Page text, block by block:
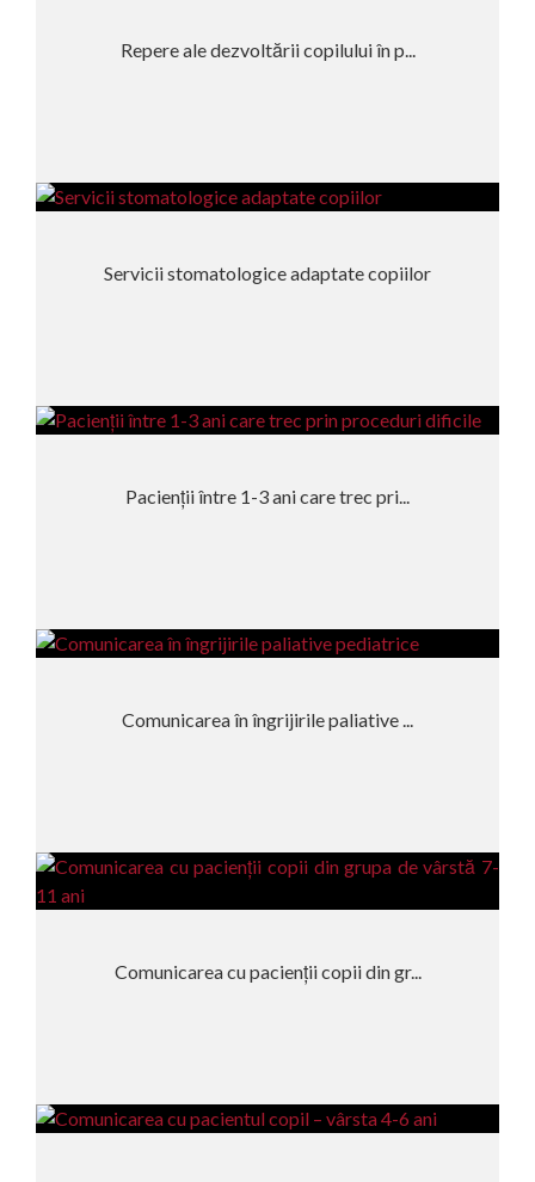
Repere ale dezvoltării copilului în p...
Servicii stomatologice adaptate copiilor
Pacienții între 1-3 ani care trec pri...
Comunicarea în îngrijirile paliative ...
Comunicarea cu pacienții copii din gr...